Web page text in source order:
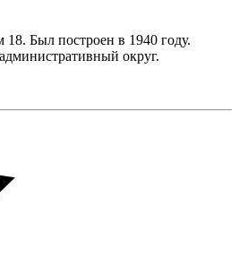
Был построен в 1940 году.
округ.